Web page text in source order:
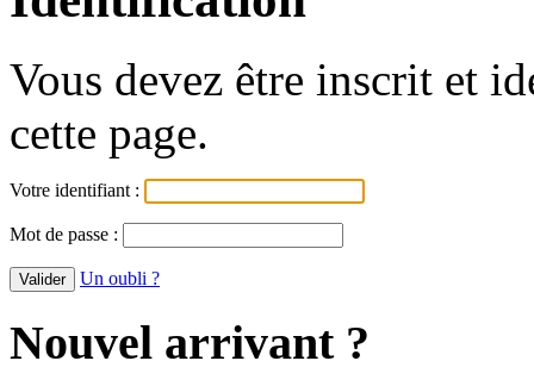
Vous devez être inscrit et
cette page.
Votre identifiant :
Mot de passe :
Un oubli ?
Nouvel arrivant ?